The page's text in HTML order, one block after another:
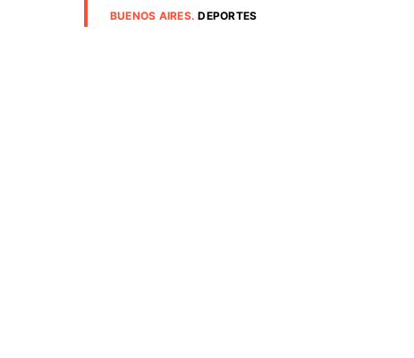
BUENOS AIRES.DEPORTES